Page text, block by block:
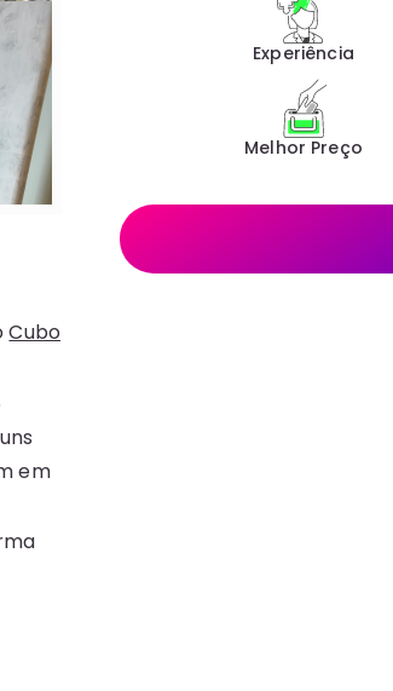
Cubo
em
Experiência
Melhor Preço